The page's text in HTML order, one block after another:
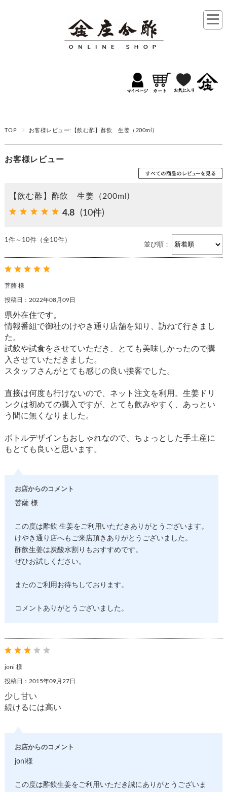
TOP お客様レビュー:【飲む酢】酢飲 生姜（200ml)
お客様レビュー
【飲む酢】酢飲 生姜（200ml)
4.8 (10件)
1件～10件（全10件）
並び順：
菩薩 様
投稿日：2022年08月09日
県外在住です。
情報番組で御社のけやき通り店舗を知り、訪ねて行きまし
た。
試飲や試食をさせていただき、とても美味しかったので購
入させていただきました。
スタッフさんがとても感じの良い接客でした。
直接は何度も行けないので、ネット注文を利用。生姜ドリ
ンクは初めての購入ですが、とても飲みやすく、あっとい
う間に無くなりました。
ボトルデザインもおしゃれなので、ちょっとした手土産に
もとても良いと思います。
お店からのコメント
菩薩 様
この度は酢飲 生姜をご利用いただきありがとうございます。
けやき通り店へもご来店頂きありがとうございました。
酢飲生姜は炭酸水割りもおすすめです。
ぜひお試しください。
またのご利用お待ちしております。
コメントありがとうございました。
joni 様
投稿日：2015年09月27日
少し甘い
続けるには高い
お店からのコメント
joni様
この度は酢飲生姜をご利用いただき誠にありがとうございま